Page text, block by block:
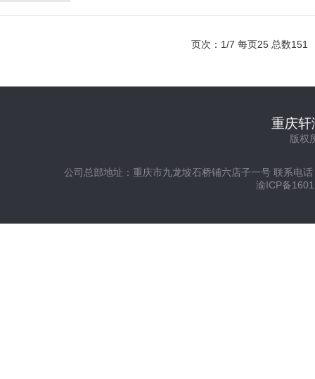
页次：1/7 每页25 总数
重庆轩
版权
公司总部地址：重庆市九龙坡石桥铺六店子一号 联系电
渝ICP备